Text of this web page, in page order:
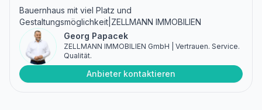
Bauernhaus mit viel Platz und
Gestaltungsmöglichkeit|ZELLMANN IMMOBILIEN
Georg Papacek
ZELLMANN IMMOBILIEN GmbH | Vertrauen. Service.
Qualität.
Anbieter kontaktieren